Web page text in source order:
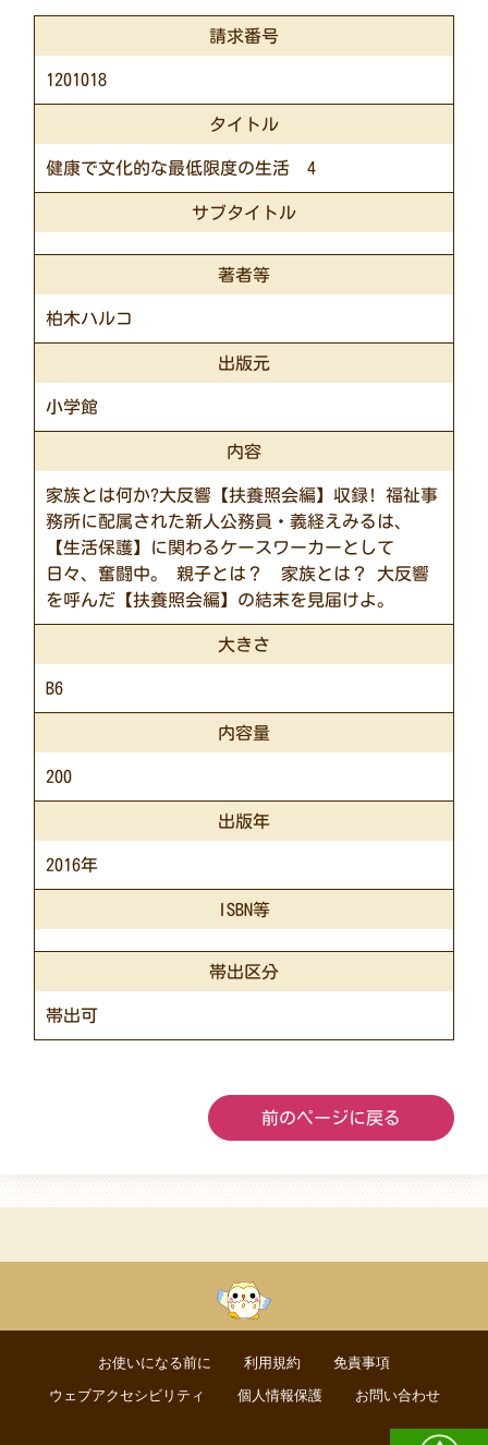
請求番号
1201018
タイトル
健康で文化的な最低限度の生活 4
サブタイトル
著者等
柏木ハルコ
出版元
小学館
内容
家族とは何か?大反響【扶養照会編】収録! 福祉事
務所に配属された新人公務員・義経えみるは、
【生活保護】に関わるケースワーカーとして
日々、奮闘中。 親子とは？ 家族とは？ 大反響
を呼んだ【扶養照会編】の結末を見届けよ。
大きさ
B6
内容量
200
出版年
2016年
ISBN等
帯出区分
帯出可
前のページに戻る
お使いになる前に 利用規約
免責事項
ウェブアクセシビリティ
個人情報保護 お問い合わせ